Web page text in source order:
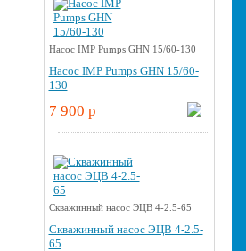
Насос IMP Pumps GHN 15/60-130
Насос IMP Pumps GHN 15/60-
130
7 900 p
Скважинный насос ЭЦВ 4-2.5-65
Скважинный насос ЭЦВ 4-2.5-
65